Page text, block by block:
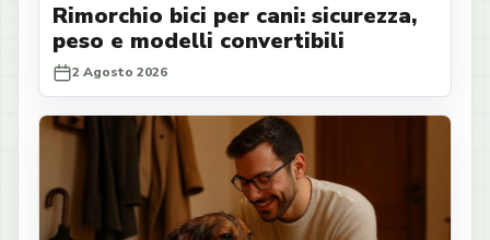
Rimorchio bici per cani: sicurezza,
peso e modelli convertibili
2 Agosto 2026